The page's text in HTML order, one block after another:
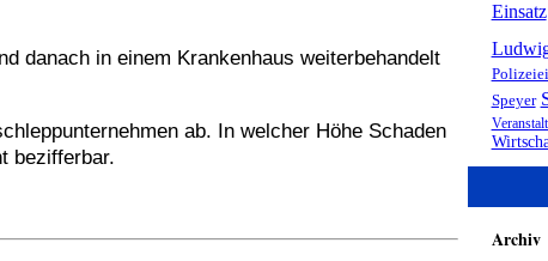
danach in einem Krankenhaus weiterbehandelt
ab. In welcher Höhe Schaden
bezifferbar.
Einsatz
Speyer
Archiv